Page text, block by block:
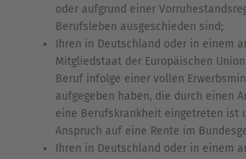
oder aufgrund einer
Berufsleben ausgeschieden sind;
Ihren in Deutschland oder in einem
Mitgliedstaat der Europäischen
Beruf infolge einer vollen
aufgegeben haben, die durch einen
eine Berufskrankheit eingetreten ist
Anspruch auf eine Rente im
Ihren in Deutschland oder in einem